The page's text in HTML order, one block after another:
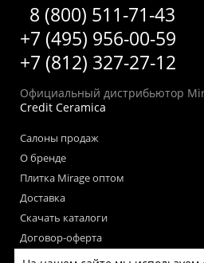
8 (800) 511-71-43
+7 (495) 956-00-59
+7 (812) 327-27-12
Официальный дистрибьютор
Credit Ceramica
Салоны продаж
О бренде
Плитка Mirage оптом
Доставка
Скачать каталоги
Договор-оферта
Пользовательское соглашение